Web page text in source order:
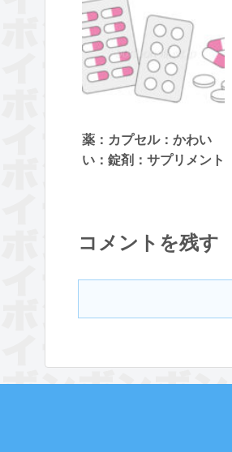
薬：カプセル：かわい
い：錠剤：サプリメント
コメントを残す